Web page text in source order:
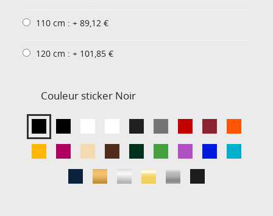
110 cm : + 89,12 €
120 cm : + 101,85 €
Couleur sticker Noir